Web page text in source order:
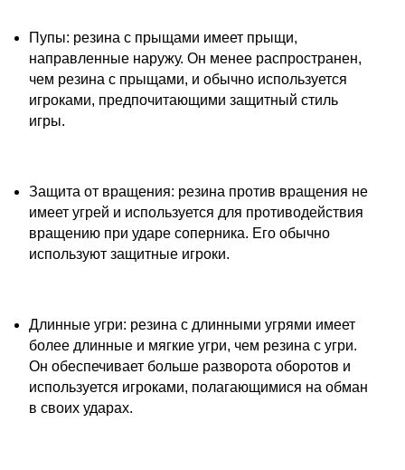
Пупы: резина с прыщами имеет прыщи,
направленные наружу. Он менее распространен,
чем резина с прыщами, и обычно используется
игроками, предпочитающими защитный стиль
игры.
Защита от вращения: резина против вращения не
имеет угрей и используется для противодействия
вращению при ударе соперника. Его обычно
используют защитные игроки.
Длинные угри: резина с длинными угрями имеет
более длинные и мягкие угри, чем резина с угри.
Он обеспечивает больше разворота оборотов и
используется игроками, полагающимися на обман
в своих ударах.